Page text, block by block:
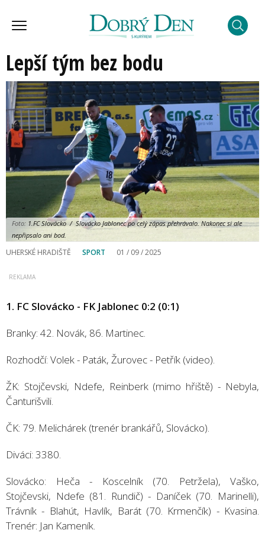
Lepší tým bez bodu
Foto: 1.FC Slovácko / Slovácko Jablonec po celý zápas přehrávalo. Nakonec si ale
nepřipsalo ani bod.
UHERSKÉ HRADIŠTĚ SPORT 01 / 09 / 2025
1. FC Slovácko - FK Jablonec 0:2 (0:1)
Branky: 42. Novák, 86. Martinec.
Rozhodčí: Volek - Paták, Žurovec - Petřík (video).
ŽK: Stojčevski, Ndefe, Reinberk (mimo hřiště) - Nebyla,
Čanturišvili.
ČK: 79. Melichárek (trenér brankářů, Slovácko).
Diváci: 3380.
Slovácko: Heča - Koscelník (70. Petržela), Vaško,
Stojčevski, Ndefe (81. Rundič) - Daníček (70. Marinelli),
Trávník - Blahút, Havlík, Barát (70. Krmenčík) - Kvasina.
Trenér: Jan Kameník.